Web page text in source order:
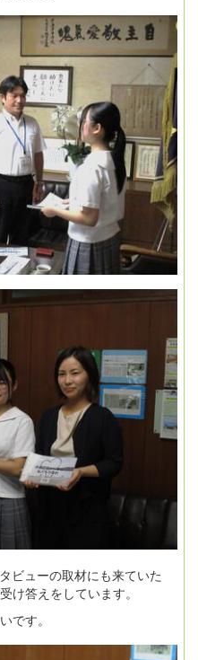
ビューの取材にも来ていた
け答えをしています。
です。